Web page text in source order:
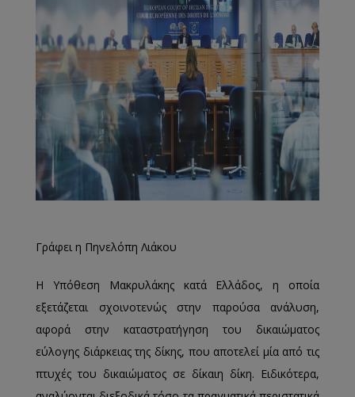
Γράφει η Πηνελόπη Λιάκου
Η Υπόθεση Μακρυλάκης κατά Ελλάδος, η οποία
εξετάζεται σχοινοτενώς στην παρούσα ανάλυση,
αφορά στην καταστρατήγηση του δικαιώματος
εύλογης διάρκειας της δίκης, που αποτελεί μία από τις
πτυχές του δικαιώματος σε δίκαιη δίκη. Ειδικότερα,